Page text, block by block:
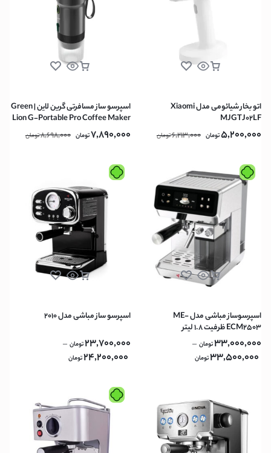
اتو بخار شیائومی مدل Xiaomi
MJGTJ02LF
5,200,000تومان 6,213,000تومان
اسپرسو ساز مسافرتی گرین لاین | Green
Lion G-Portable Pro Coffee Maker
60ml – Black
7,890,000تومان 8,698,000تومان
اسپرسوساز مباشی مدل ME-
ECM2503 ظرفیت ۱.۸ لیتر
33,000,000تومان –
33,500,000تومان
اسپرسو ساز مباشی مدل 2010
23,700,000تومان –
24,200,000تومان